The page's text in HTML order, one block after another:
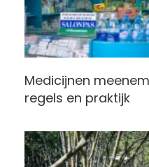
Medicijnen
regels en praktijk